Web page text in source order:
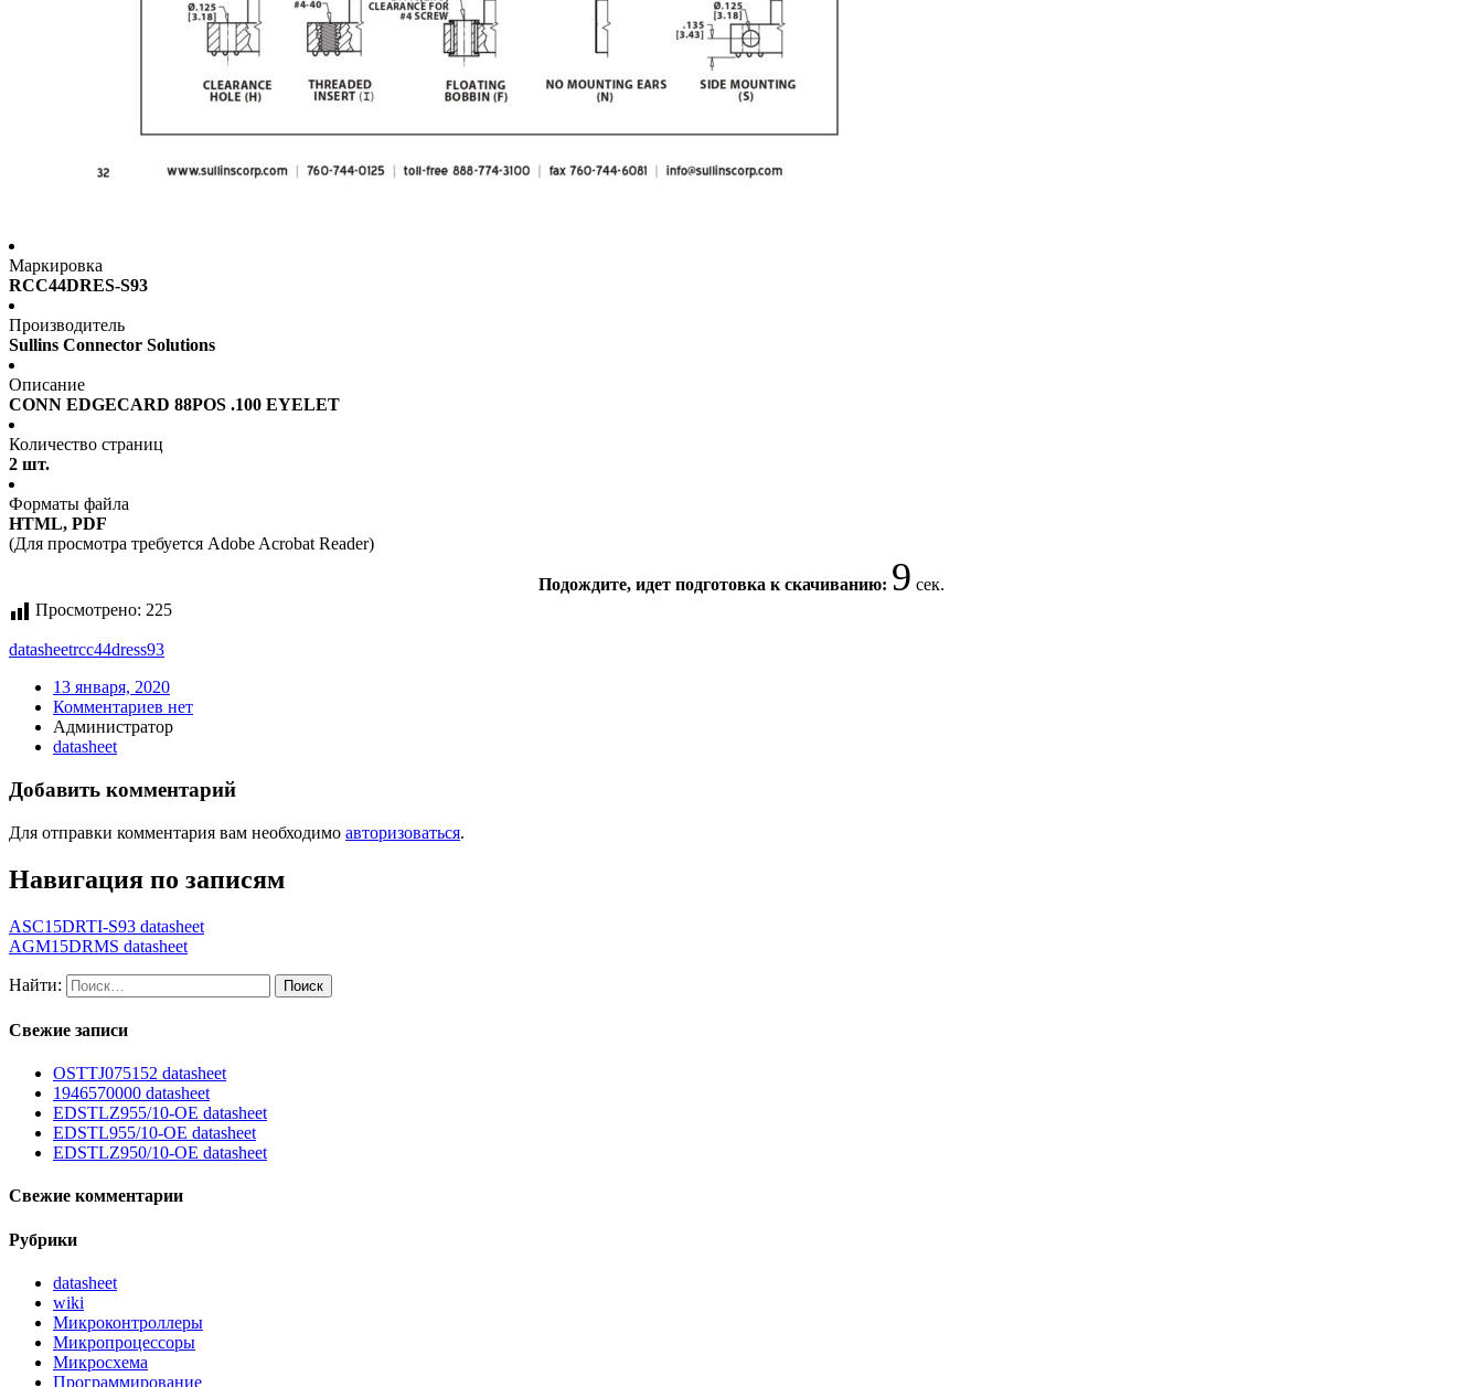
Маркировка
RCC44DRES-S93
Производитель
Sullins Connector Solutions
Описание
CONN EDGECARD 88POS .100 EYELET
Количество страниц
2 шт.
Форматы файла
HTML, PDF
(Для просмотра требуется Adobe Acrobat Reader)
Подождите, идет подготовка к скачиванию: 9 сек.
Просмотрено: 225
datasheetrcc44dress93
13 января, 2020
Комментариев нет
Администратор
datasheet
Добавить комментарий
Для отправки комментария вам необходимо авторизоваться.
Навигация по записям
ASC15DRTI-S93 datasheet
AGM15DRMS datasheet
Найти:
Свежие записи
OSTTJ075152 datasheet
1946570000 datasheet
EDSTLZ955/10-OE datasheet
EDSTL955/10-OE datasheet
EDSTLZ950/10-OE datasheet
Свежие комментарии
Рубрики
datasheet
wiki
Микроконтроллеры
Микропроцессоры
Микросхема
Программирование